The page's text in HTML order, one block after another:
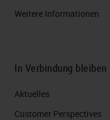
Weitere Informationen
In Verbindung bleiben
Aktuelles
Customer Perspectives​